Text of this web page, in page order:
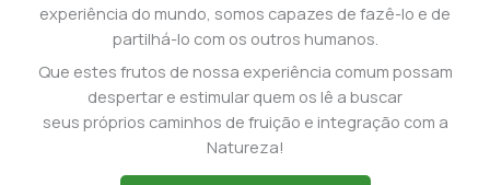
experiência do mundo, somos capazes de fazê-lo e de
partilhá-lo com os outros humanos.
Que estes frutos de nossa experiência comum possam
despertar e estimular quem os lê a buscar
seus próprios caminhos de fruição e integração com a
Natureza!